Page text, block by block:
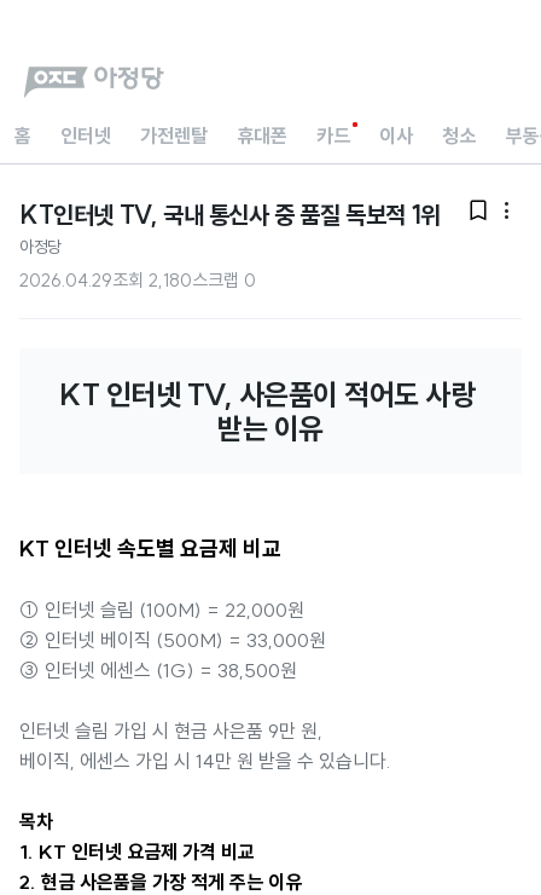
홈 인터넷 가전렌탈 휴대폰 카드 이사 청소 부
KT인터넷 TV, 국내 통신사 중 품질 독보적 1위  
아정당
2026.04.29조회 2,180스크랩 0
KT 인터넷 TV, 사은품이 적어도 사랑
받는 이유
KT 인터넷 속도별 요금제 비교
① 인터넷 슬림 (100M) = 22,000원
② 인터넷 베이직 (500M) = 33,000원
③ 인터넷 에센스 (1G) = 38,500원
인터넷 슬림 가입 시 현금 사은품 9만 원,
베이직, 에센스 가입 시 14만 원 받을 수 있습니다.
목차
1. KT 인터넷 요금제 가격 비교
2. 현금 사은품을 가장 적게 주는 이유